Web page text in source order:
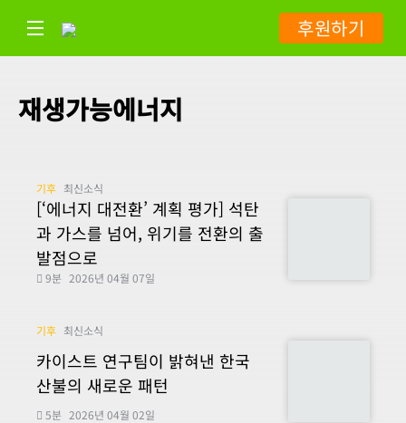
후원하기
재생가능에너지
기후 최신소식
[‘에너지 대전환’ 계획 평가] 석탄
과 가스를 넘어, 위기를 전환의 출
발점으로
9분 2026년 04월 07일
기후 최신소식
카이스트 연구팀이 밝혀낸 한국
산불의 새로운 패턴
5분 2026년 04월 02일